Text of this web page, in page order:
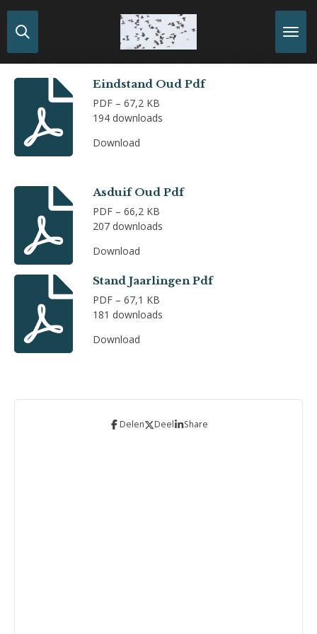
Ga
direct
de
hoofdinhoud
Eindstand Oud Pdf
PDF – 67,2 KB
194 downloads
Download
Asduif Oud Pdf
PDF – 66,2 KB
207 downloads
Download
Stand Jaarlingen Pdf
PDF – 67,1 KB
181 downloads
Download
Delen Deel Share